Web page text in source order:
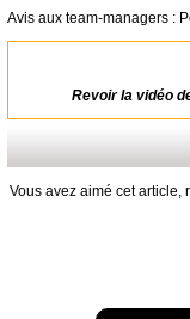
Avis aux team-managers :
Revoir la vidéo
Vous avez aimé cet article,